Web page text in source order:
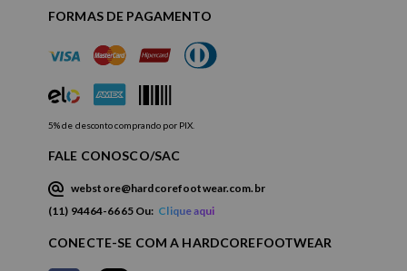
FORMAS DE PAGAMENTO
5% de desconto comprando por PIX.
FALE CONOSCO/SAC
webstore@hardcorefootwear.com.br
(11) 94464-6665 Ou: Clique aqui
CONECTE-SE COM A HARDCOREFOOTWEAR